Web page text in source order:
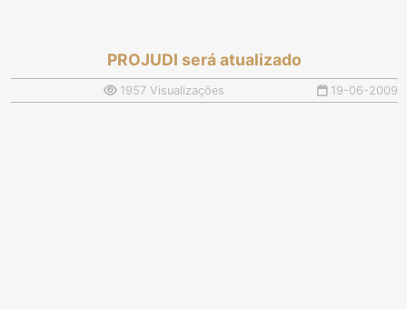
PROJUDI será atualizado
1957 Visualizações 19-06-2009